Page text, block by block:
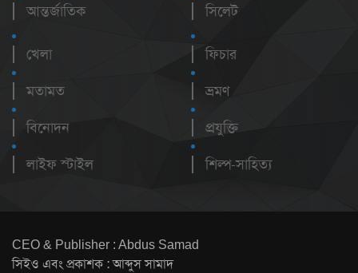
আন্তর্জাতিক
সিলেট
খেলা
মতামত
বিনোদন
লাইফ স্টাইল
ফিচার
ভ্রমণ
প্রযুক্তি
শিল্প-সাহিত্য
CEO & Publisher : Abdus Samad
সিইও এবং প্রকাশক : আব্দুস সামাদ